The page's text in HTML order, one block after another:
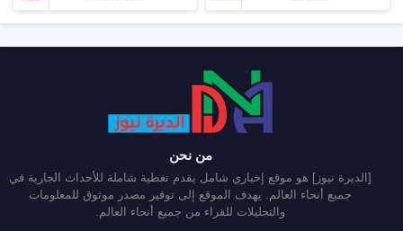
من نحن
[الديرة نيوز] هو موقع إخباري شامل يقدم تغطية شاملة للأحداث الجارية في
جميع أنحاء العالم. يهدف الموقع إلى توفير مصدر موثوق للمعلومات
والتحليلات للقراء من جميع أنحاء العالم.